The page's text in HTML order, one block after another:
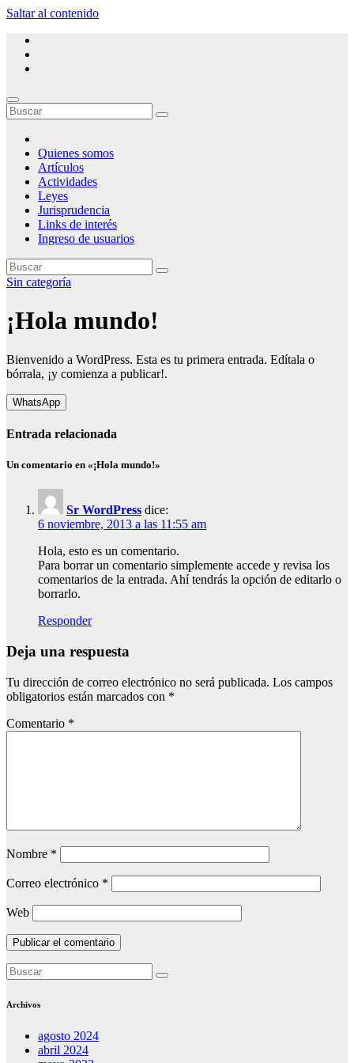
Saltar al contenido
Ateneo de Estudios Procesales del Chaco
Espacio de consulta, opinión y debate sobre derecho procesal
Quienes somos
Artículos
Actividades
Leyes
Jurisprudencia
Links de interés
Ingreso de usuarios
Sin categoría
¡Hola mundo!
Bienvenido a WordPress. Esta es tu primera entrada. Edítala o
bórrala, ¡y comienza a publicar!.
WhatsApp
Entrada relacionada
Un comentario en «¡Hola mundo!»
Sr WordPress dice:
6 noviembre, 2013 a las 11:55 am
Hola, esto es un comentario.
Para borrar un comentario simplemente accede y revisa los
comentarios de la entrada. Ahí tendrás la opción de editarlo o
borrarlo.
Responder
Deja una respuesta
Tu dirección de correo electrónico no será publicada. Los campos
obligatorios están marcados con *
Comentario *
Nombre *
Correo electrónico *
Web
Archivos
agosto 2024
abril 2024